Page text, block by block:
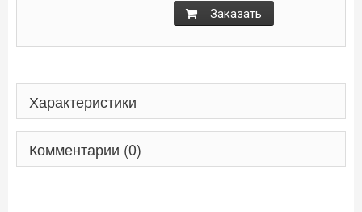
Заказать
Характеристики
Комментарии (0)